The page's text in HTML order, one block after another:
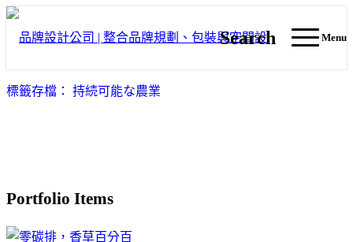
Search Menu
標籤存檔： 持続可能な農業
Portfolio Items